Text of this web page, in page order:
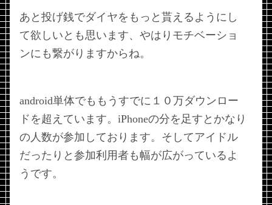
あと投げ銭でダイヤをもっと貰えるようにし
て欲しいとも思います、やはりモチベーショ
ンにも繋がりますからね。
android単体でももうすでに１０万ダウンロー
ドを超えています。iPhoneの分を足すとかなり
の人数が参加しております。そしてアイドル
だったりと参加利用者も幅が広がっているよ
うです。